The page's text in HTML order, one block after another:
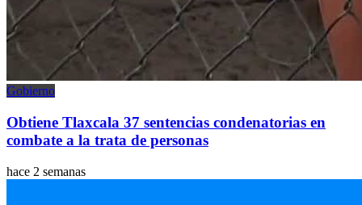
Gobierno
Obtiene Tlaxcala 37 sentencias condenatorias en
combate a la trata de personas
hace 2 semanas